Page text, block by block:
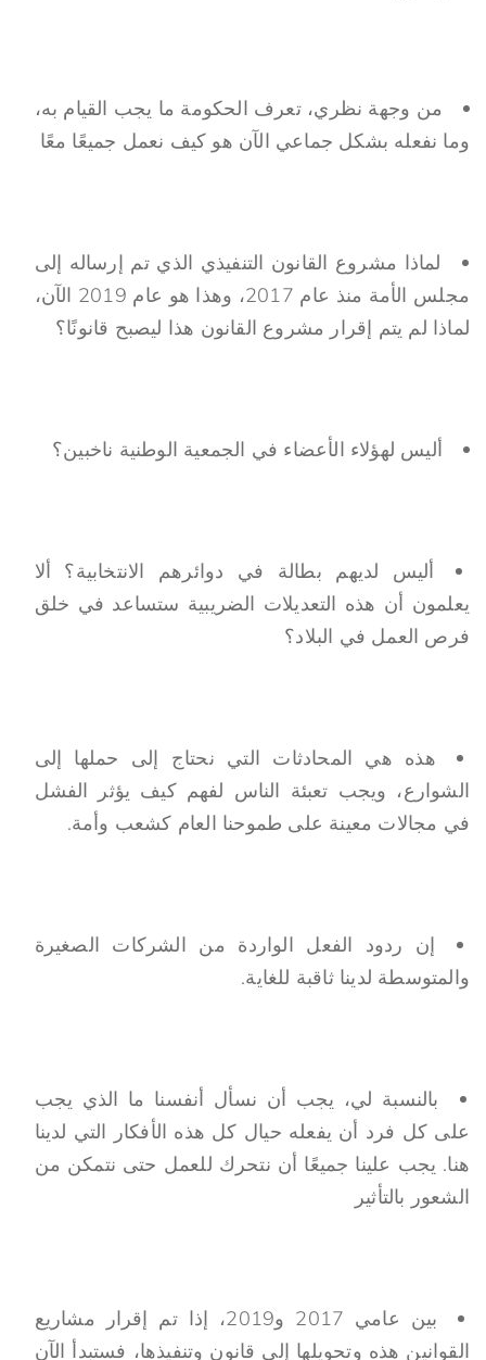
من وجهة نظري، تعرف الحكومة ما يجب القيام به،
وما نفعله بشكل جماعي الآن هو كيف نعمل جميعًا معًا
لماذا مشروع القانون التنفيذي الذي تم إرساله إلى
مجلس الأمة منذ عام 2017، وهذا هو عام 2019 الآن،
لماذا لم يتم إقرار مشروع القانون هذا ليصبح قانونًا؟
أليس لهؤلاء الأعضاء في الجمعية الوطنية ناخبين؟
أليس لديهم بطالة في دوائرهم الانتخابية؟ ألا
يعلمون أن هذه التعديلات الضريبية ستساعد في خلق
فرص العمل في البلاد؟
هذه هي المحادثات التي نحتاج إلى حملها إلى
الشوارع، ويجب تعبئة الناس لفهم كيف يؤثر الفشل
في مجالات معينة على طموحنا العام كشعب وأمة.
إن ردود الفعل الواردة من الشركات الصغيرة
والمتوسطة لدينا ثاقبة للغاية.
بالنسبة لي، يجب أن نسأل أنفسنا ما الذي يجب
على كل فرد أن يفعله حيال كل هذه الأفكار التي لدينا
هنا. يجب علينا جميعًا أن نتحرك للعمل حتى نتمكن من
الشعور بالتأثير
بين عامي 2017 و2019، إذا تم إقرار مشاريع
القوانين هذه وتحويلها إلى قانون وتنفيذها، فستبدأ الآن